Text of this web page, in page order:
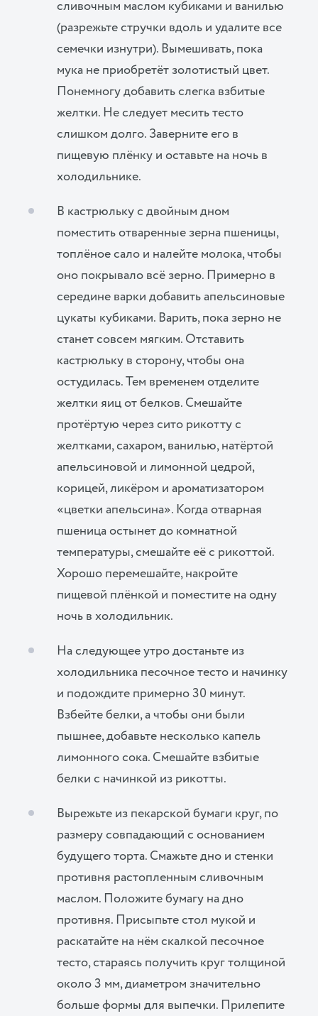
сливочным маслом кубиками и ванилью
(разрежьте стручки вдоль и удалите все
семечки изнутри). Вымешивать, пока
мука не приобретёт золотистый цвет.
Понемногу добавить слегка взбитые
желтки. Не следует месить тесто
слишком долго. Заверните его в
пищевую плёнку и оставьте на ночь в
холодильнике.
В кастрюльку с двойным дном
поместить отваренные зерна пшеницы,
топлёное сало и налейте молока, чтобы
оно покрывало всё зерно. Примерно в
середине варки добавить апельсиновые
цукаты кубиками. Варить, пока зерно не
станет совсем мягким. Отставить
кастрюльку в сторону, чтобы она
остудилась. Тем временем отделите
желтки яиц от белков. Смешайте
протёртую через сито рикотту с
желтками, сахаром, ванилью, натёртой
апельсиновой и лимонной цедрой,
корицей, ликёром и ароматизатором
«цветки апельсина». Когда отварная
пшеница остынет до комнатной
температуры, смешайте её с рикоттой.
Хорошо перемешайте, накройте
пищевой плёнкой и поместите на одну
ночь в холодильник.
На следующее утро достаньте из
холодильника песочное тесто и начинку
и подождите примерно 30 минут.
Взбейте белки, а чтобы они были
пышнее, добавьте несколько капель
лимонного сока. Смешайте взбитые
белки с начинкой из рикотты.
Вырежьте из пекарской бумаги круг, по
размеру совпадающий с основанием
будущего торта. Смажьте дно и стенки
противня растопленным сливочным
маслом. Положите бумагу на дно
противня. Присыпьте стол мукой и
раскатайте на нём скалкой песочное
тесто, стараясь получить круг толщиной
около 3 мм, диаметром значительно
больше формы для выпечки. Прилепите